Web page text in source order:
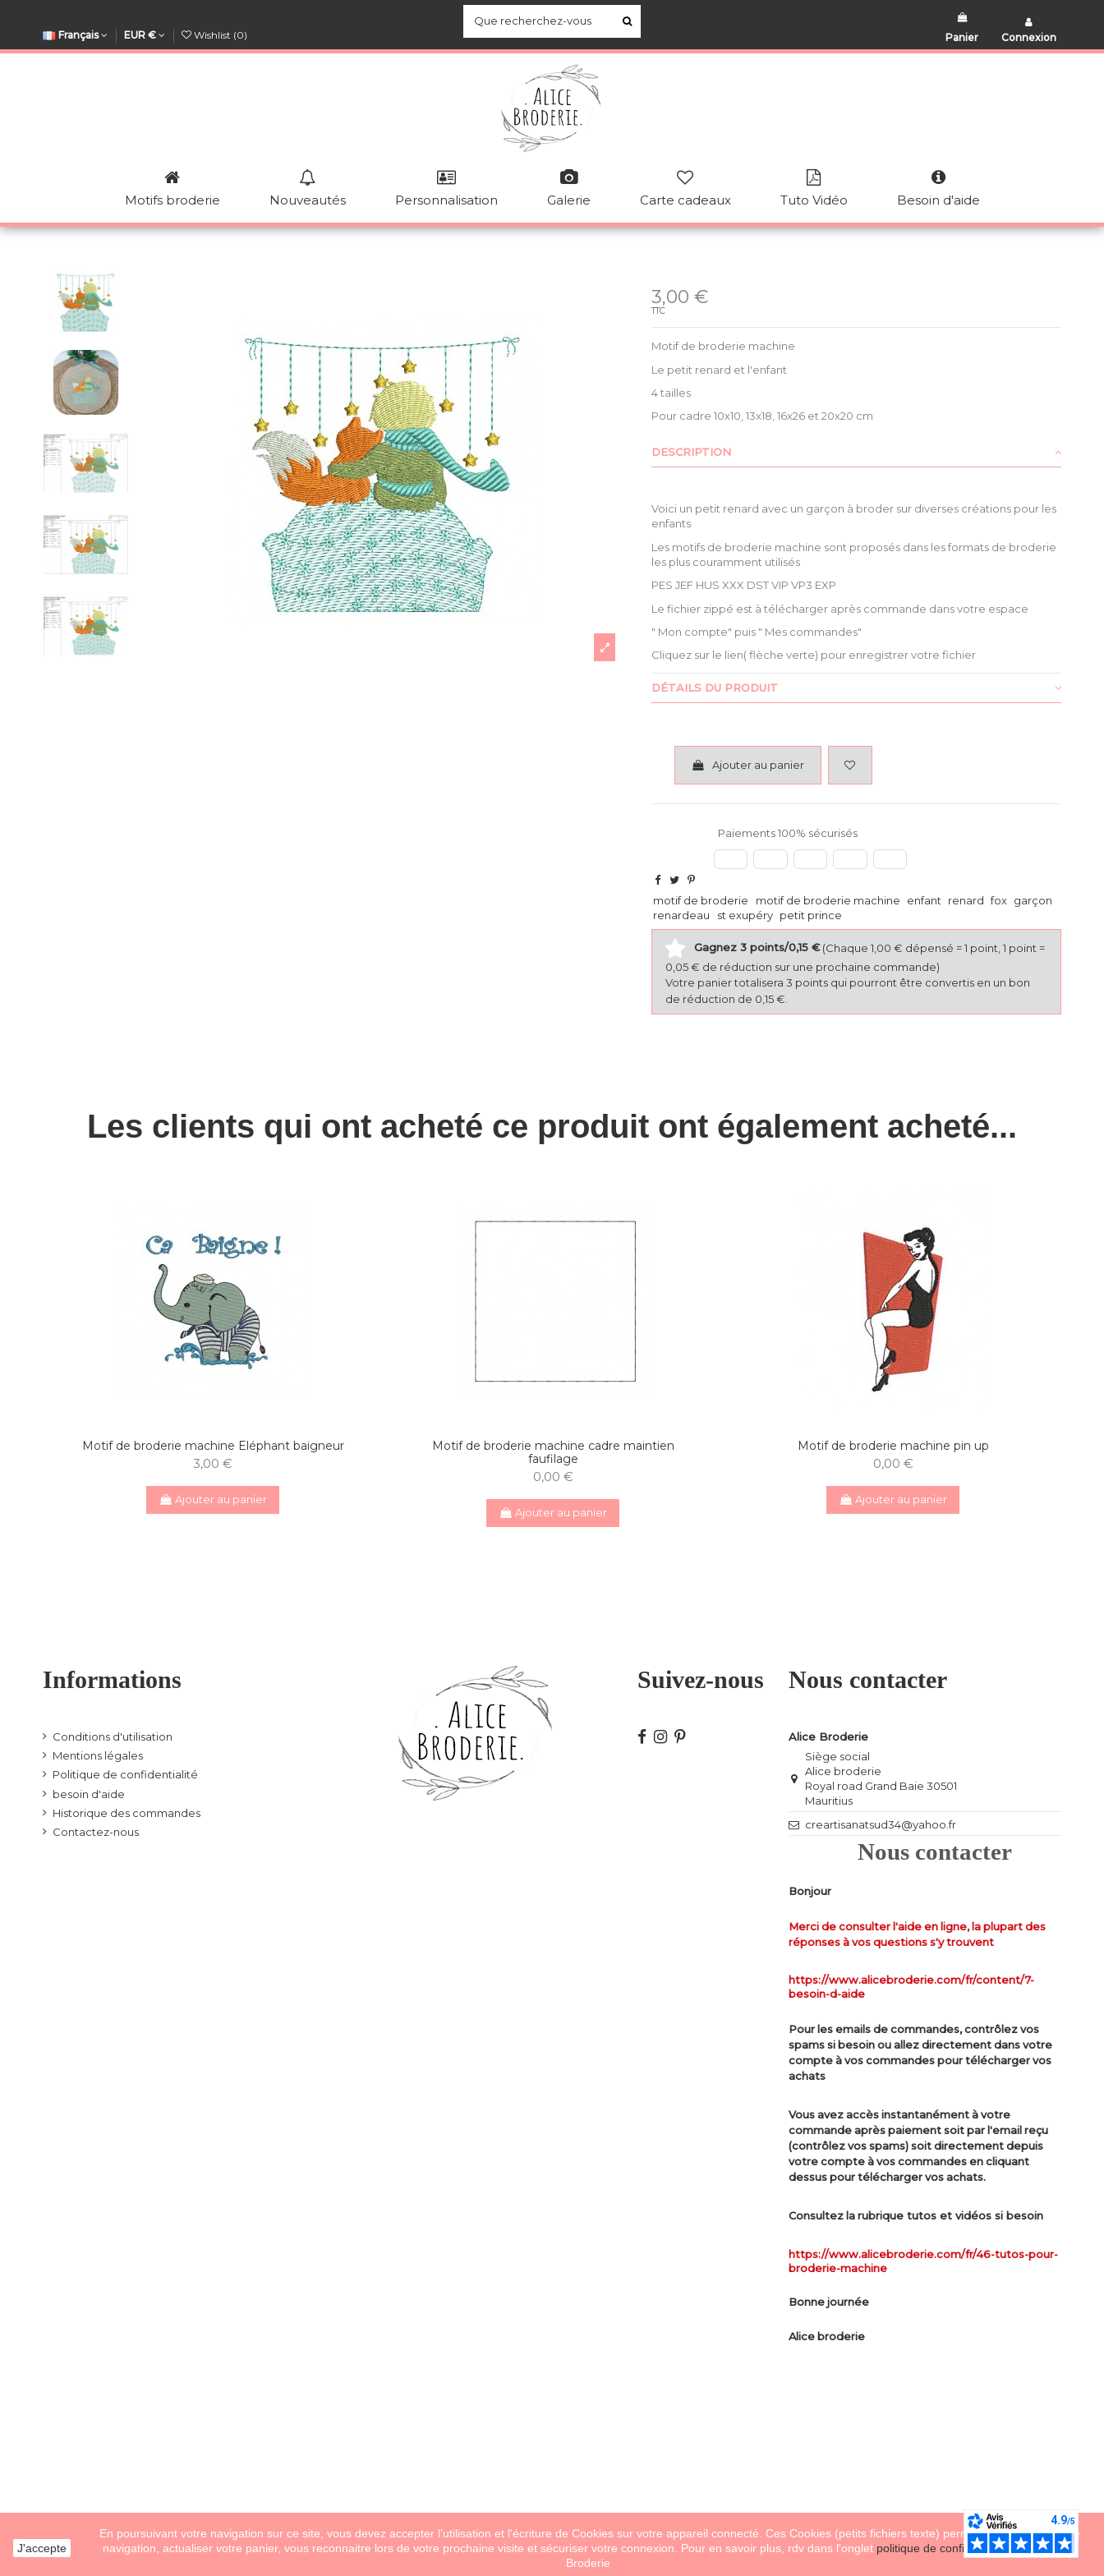
Français EUR € Wishlist (0) Connexion
Panier
Motifs broderie Nouveautés Personnalisation Galerie Carte cadeaux Tuto Vidéo Besoin d'aide
3,00 €
TTC
Motif de broderie machine
Le petit renard et l'enfant
4 tailles
Pour cadre 10x10, 13x18, 16x26 et 20x20 cm
DESCRIPTION
Voici un petit renard avec un garçon à broder sur diverses créations pour les
enfants
Les motifs de broderie machine sont proposés dans les formats de broderie
les plus couramment utilisés
PES JEF HUS XXX DST VIP VP3 EXP
Le fichier zippé est à télécharger après commande dans votre espace
" Mon compte" puis " Mes commandes"
Cliquez sur le lien( flèche verte) pour enregistrer votre fichier
DÉTAILS DU PRODUIT
Ajouter au panier
Paiements 100% sécurisés
motif de broderie motif de broderie machine enfant renard fox garçon
renardeau
st exupéry petit prince
Gagnez 3 points/0,15 € (Chaque 1,00 € dépensé = 1 point, 1 point =
0,05 € de réduction sur une prochaine commande)
Votre panier totalisera 3 points qui pourront être convertis en un bon
de réduction de 0,15 €.
Les clients qui ont acheté ce produit ont également acheté...
Motif de broderie machine Eléphant baigneur
3,00 €
Ajouter au panier
Motif de broderie machine cadre maintien
faufilage
0,00 €
Ajouter au panier
Motif de broderie machine pin up
0,00 €
Ajouter au panier
Nous contacter
Alice Broderie
Siège social
Alice broderie
Royal road Grand Baie 30501
Mauritius
creartisanatsud34@yahoo.fr
Nous contacter
Bonjour
Merci de consulter l'aide en ligne, la plupart des
réponses à vos questions s'y trouvent
https://www.alicebroderie.com/fr/content/7-
besoin-d-aide
Pour les emails de commandes, contrôlez vos
spams si besoin ou allez directement dans votre
compte à vos commandes pour télécharger vos
achats
Vous avez accès instantanément à votre
commande après paiement soit par l'email reçu
(contrôlez vos spams) soit directement depuis
votre compte à vos commandes en cliquant
dessus pour télécharger vos achats.
Consultez la rubrique tutos et vidéos si besoin
https://www.alicebroderie.com/fr/46-tutos-pour-
broderie-machine
Bonne journée
Alice broderie
Informations
Conditions d'utilisation
Mentions légales
Politique de confidentialité
besoin d'aide
Historique des commandes
Contactez-nous
J'accepte
En poursuivant votre navigation sur ce site, vous devez accepter l’utilisation et l'écriture de Cookies sur votre appareil connecté. Ces Cookies (petits fichiers texte) permettent de suivre votre
navigation, actualiser votre panier, vous reconnaitre lors de votre prochaine visite et sécuriser votre connexion. Pour en savoir plus, rdv dans l'onglet politique de confidentialité
du site Alice
Broderie
Suivez-nous